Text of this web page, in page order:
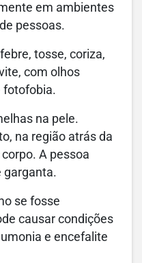
em ambientes
pessoas.
tosse, coriza,
com olhos
fotofobia.
na pele.
na região atrás da
A pessoa
garganta.
se fosse
causar condições
e encefalite